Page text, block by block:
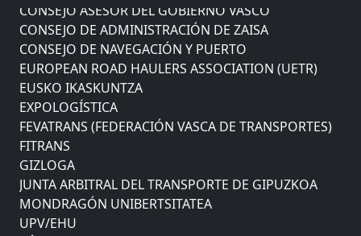
CONSEJO DE ADMINISTRACIÓN DE ZAISA
CONSEJO DE NAVEGACIÓN Y PUERTO
EUROPEAN ROAD HAULERS ASSOCIATION (UETR)
EUSKO IKASKUNTZA
EXPOLOGÍSTICA
FEVATRANS (FEDERACIÓN VASCA DE TRANSPORTES)
FITRANS
GIZLOGA
JUNTA ARBITRAL DEL TRANSPORTE DE GIPUZKOA
MONDRAGÓN UNIBERTSITATEA
UPV/EHU